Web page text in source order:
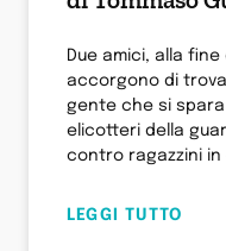
Due amici, alla
accorgono di
gente che si
elicotteri della
contro ragazzini in
LEGGI TUTTO